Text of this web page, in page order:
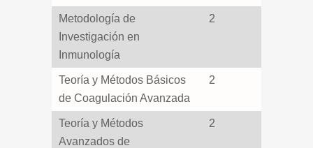
Metodología de
Investigación en
Inmunología
2
Teoría y Métodos Básicos
de Coagulación Avanzada
2
Teoría y Métodos
Avanzados de
2